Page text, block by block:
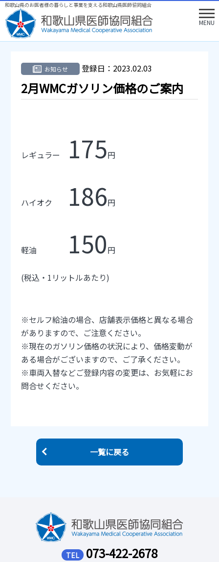
MENU
和歌山県のお医者様の暮らしと事業を支える和歌山県医師協同組合
お知らせ 登録日： 2023.02.03
2月WMCガソリン価格のご案内
レギュラー 175円
ハイオク 186円
軽油 150円
(税込・ 1 リットルあたり)
※セルフ給油の場合、店舗表示価格と異なる場合
がありますので、ご注意ください。
※現在のガソリン価格の状況により、価格変動が
ある場合がございますので、ご了承ください。
※車両入替などご登録内容の変更は、お気軽にお
問合せください。
一覧に戻る
TEL 073-422-2678